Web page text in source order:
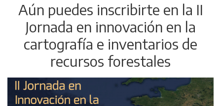
Aún puedes inscribirte en la II
Jornada en innovación en la
cartografía e inventarios de
recursos forestales